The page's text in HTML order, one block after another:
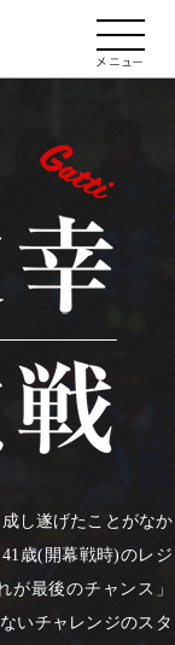
し遂げたことがなか
歳(開幕戦時)のレジ
が最後のチャンス」
いチャレンジのスタ